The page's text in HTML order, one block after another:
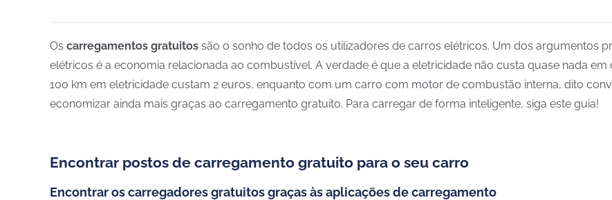
Os carregamentos gratuitos são o sonho de todos os utilizadores de carros elétricos. Um dos argumentos
elétricos é a economia relacionada ao combustível. A verdade é que a eletricidade não custa quase nada
100 km em eletricidade custam 2 euros, enquanto com um carro com motor de combustão interna, dito
economizar ainda mais graças ao carregamento gratuito. Para carregar de forma inteligente, siga este guia!
Encontrar postos de carregamento gratuito para o seu carro
Encontrar os carregadores gratuitos graças às aplicações de carregamento